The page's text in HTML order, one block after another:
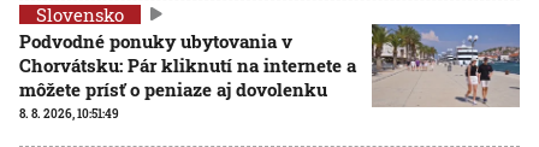
Slovensko
Podvodné ponuky ubytovania v
Chorvátsku: Pár kliknutí na internete a
môžete prísť o peniaze aj dovolenku
8. 8. 2026, 10:51:49